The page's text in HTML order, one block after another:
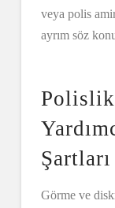
veya polis
ayrım söz
Şartları
Görme ve